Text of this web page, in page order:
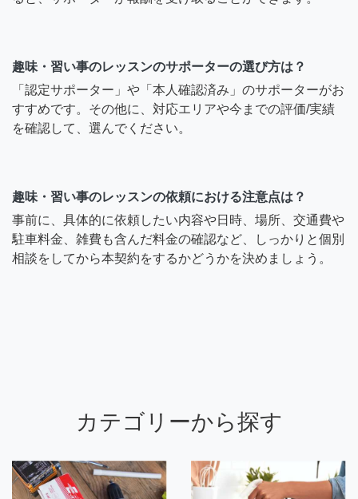
趣味・習い事のレッスンのサポーターの選び方は？
「認定サポーター」や「本人確認済み」のサポーターがお
すすめです。その他に、対応エリアや今までの評価/実績
を確認して、選んでください。
趣味・習い事のレッスンの依頼における注意点は？
事前に、具体的に依頼したい内容や日時、場所、交通費や
駐車料金、雑費も含んだ料金の確認など、しっかりと個別
相談をしてから本契約をするかどうかを決めましょう。
カテゴリーから探す